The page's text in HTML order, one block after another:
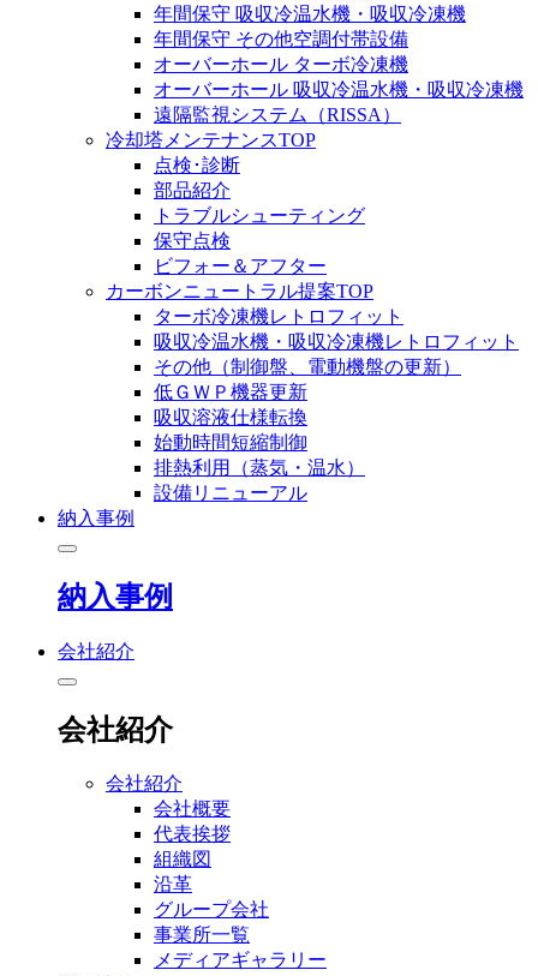
年間保守 吸収冷温水機・吸収冷凍機
年間保守 その他空調付帯設備
オーバーホール ターボ冷凍機
オーバーホール 吸収冷温水機・吸収冷凍機
遠隔監視システム（RISSA）
冷却塔メンテナンスTOP
点検･診断
部品紹介
トラブルシューティング
保守点検
ビフォー＆アフター
カーボンニュートラル提案TOP
ターボ冷凍機レトロフィット
吸収冷温水機・吸収冷凍機レトロフィット
その他（制御盤、電動機盤の更新）
低ＧＷＰ機器更新
吸収溶液仕様転換
始動時間短縮制御
排熱利用（蒸気・温水）
設備リニューアル
納入事例
納入事例
会社紹介
会社紹介
会社紹介
会社概要
代表挨拶
組織図
沿革
グループ会社
事業所一覧
メディアギャラリー